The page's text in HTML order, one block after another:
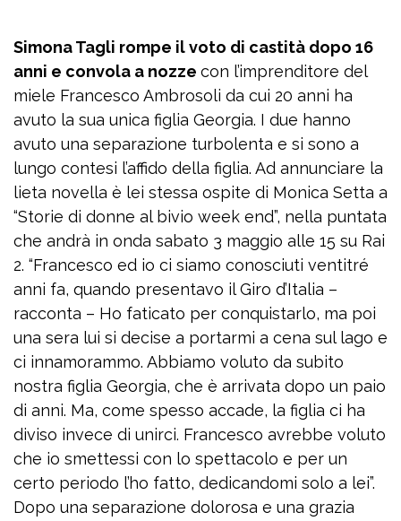
Simona Tagli rompe il voto di castità dopo 16
anni e convola a nozze con l’imprenditore del
miele Francesco Ambrosoli da cui 20 anni ha
avuto la sua unica figlia Georgia. I due hanno
avuto una separazione turbolenta e si sono a
lungo contesi l’affido della figlia. Ad annunciare la
lieta novella è lei stessa ospite di Monica Setta a
“Storie di donne al bivio week end”, nella puntata
che andrà in onda sabato 3 maggio alle 15 su Rai
2. “Francesco ed io ci siamo conosciuti ventitré
anni fa, quando presentavo il Giro d’Italia –
racconta – Ho faticato per conquistarlo, ma poi
una sera lui si decise a portarmi a cena sul lago e
ci innamorammo. Abbiamo voluto da subito
nostra figlia Georgia, che è arrivata dopo un paio
di anni. Ma, come spesso accade, la figlia ci ha
diviso invece di unirci. Francesco avrebbe voluto
che io smettessi con lo spettacolo e per un
certo periodo l’ho fatto, dedicandomi solo a lei”.
Dopo una separazione dolorosa e una grazia